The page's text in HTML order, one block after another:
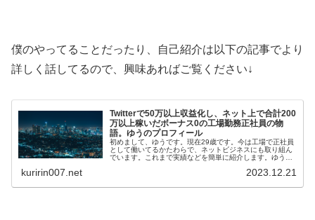
僕のやってることだったり、自己紹介は以下の記事でより
詳しく話してるので、興味あればご覧ください↓
Twitterで50万以上収益化し、ネット上で合計200
万以上稼いだボーナス0の工場勤務正社員の物
語。ゆうのプロフィール
初めまして、ゆうです。現在29歳です。今は工場で正社員
として働いてるかたわらで、ネットビジネスにも取り組ん
でいます。これまで実績などを簡単に紹介します。ゆうの
kuririn007.net 2023.12.21